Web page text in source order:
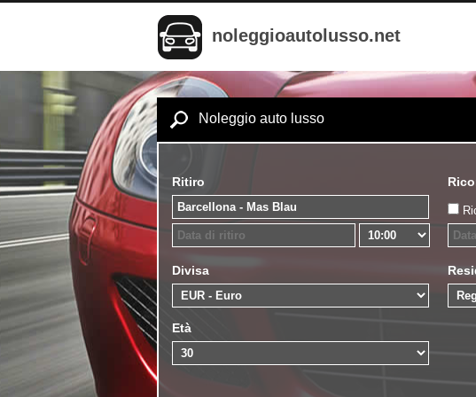
noleggioautolusso.net
Noleggio auto lusso
Ritiro
Divisa
Età